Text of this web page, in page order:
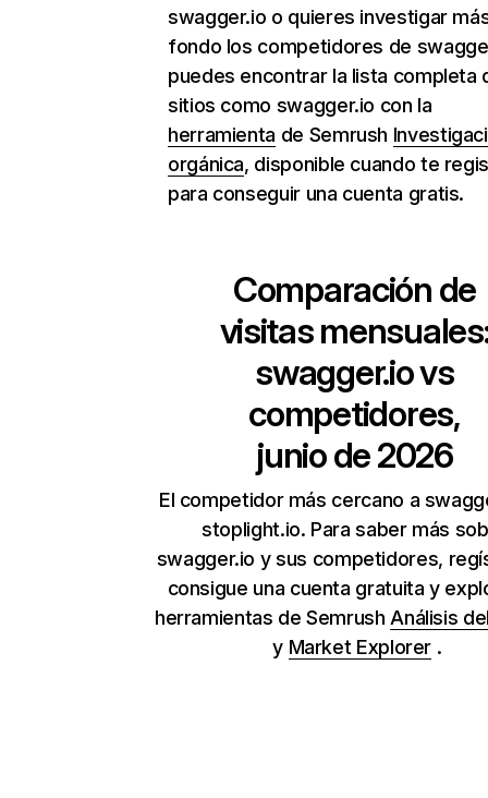
swagger.io o quieres investigar
fondo los competidores de
puedes encontrar la lista completa
sitios como swagger.io con la
herramienta de Semrush
orgánica, disponible cuando te
para conseguir una cuenta gratis.
Comparación de
visitas
swagger.iovs
competidores,
junio de 2026
El competidor más cercano a
stoplight.io. Para saber más
swagger.io y sus competidores,
consigue una cuenta gratuita y
herramientas de Semrush Análisis
y Market Explorer .